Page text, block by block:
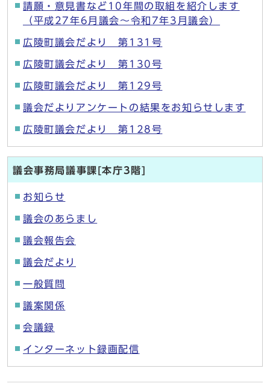
請願・意見書など10年間の取組を紹介します
（平成27年6月議会～令和7年3月議会）
広陵町議会だより 第131号
広陵町議会だより 第130号
広陵町議会だより 第129号
議会だよりアンケートの結果をお知らせします
広陵町議会だより 第128号
議会事務局議事課[本庁3階]
お知らせ
議会のあらまし
議会報告会
議会だより
一般質問
議案関係
会議録
インターネット録画配信